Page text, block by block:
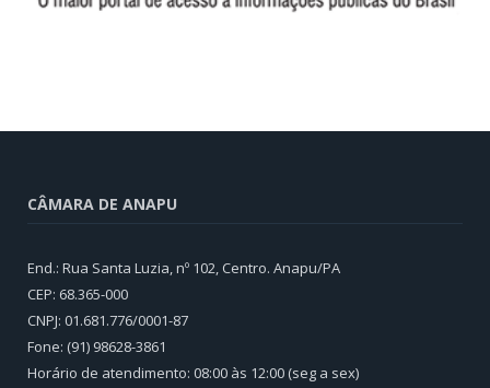
CÂMARA DE ANAPU
End.: Rua Santa Luzia, nº 102, Centro. Anapu/PA
CEP: 68.365-000
CNPJ: 01.681.776/0001-87
Fone: (91) 98628-3861
Horário de atendimento: 08:00 às 12:00 (seg a sex)